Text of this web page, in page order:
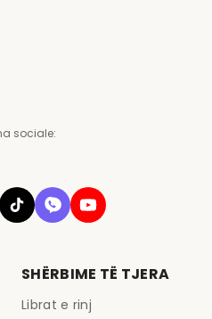
sociale:
SHËRBIME TË TJERA
Librat e rinj